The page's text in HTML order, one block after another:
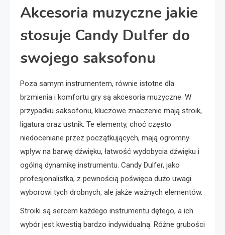
Akcesoria muzyczne jakie
stosuje Candy Dulfer do
swojego saksofonu
Poza samym instrumentem, równie istotne dla
brzmienia i komfortu gry są akcesoria muzyczne. W
przypadku saksofonu, kluczowe znaczenie mają stroik,
ligatura oraz ustnik. Te elementy, choć często
niedoceniane przez początkujących, mają ogromny
wpływ na barwę dźwięku, łatwość wydobycia dźwięku i
ogólną dynamikę instrumentu. Candy Dulfer, jako
profesjonalistka, z pewnością poświęca dużo uwagi
wyborowi tych drobnych, ale jakże ważnych elementów.
Stroiki są sercem każdego instrumentu dętego, a ich
wybór jest kwestią bardzo indywidualną. Różne grubości